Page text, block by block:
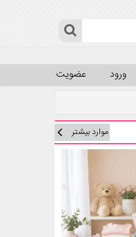
عضویت ورود
موارد بیشتر